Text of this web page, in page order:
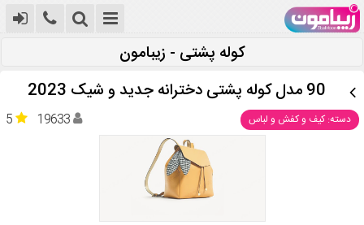
کوله پشتی - زیبامون
90 مدل کوله پشتی دخترانه جدید و شیک 2023
دسته: کیف و کفش و لباس 5 19633